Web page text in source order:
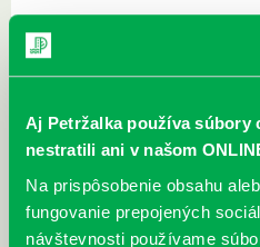
Aj Petržalka používa súbory
nestratili ani v našom
Na prispôsobenie obsahu
fungovanie prepojených
návštevnosti používame